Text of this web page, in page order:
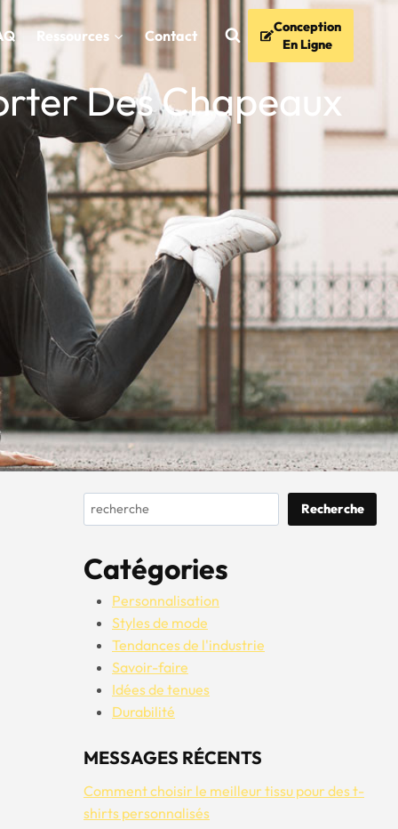
Ressources Contact
Conception
En Ligne
Des Chapeaux
Rechercher Recherche
Catégories
Personnalisation
Styles de mode
Tendances de l'industrie
Savoir-faire
Idées de tenues
Durabilité
MESSAGES RÉCENTS
Comment choisir le meilleur tissu pour des t-
shirts personnalisés